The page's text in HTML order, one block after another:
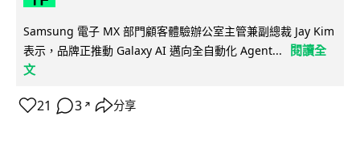
Samsung 電子 MX 部門顧客體驗辦公室主管兼副總裁 Jay Kim
表示，品牌正推動 Galaxy AI 邁向全自動化 Agent...
閱讀全
文
21 3 ↗ 分享